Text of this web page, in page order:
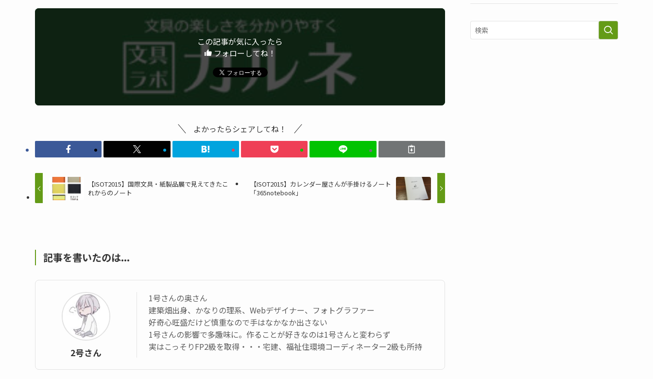
この記事が気に入ったら
フォローしてね！
よかったらシェアしてね！
【ISOT2015】国際文具・紙製品展で見えてきたこ
れからのノート
【ISOT2015】カレンダー屋さんが手掛けるノート
「365notebook」
記事を書いたのは...
2号さん
1号さんの奥さん
建築畑出身、かなりの理系、Webデザイナー、フォトグラファー
好奇心旺盛だけど慎重なので手はなかなか出さない
1号さんの影響で多趣味に。作ることが好きなのは1号さんと変わらず
実はこっそりFP2級を取得・・・宅建、福祉住環境コーディネーター2級も所持